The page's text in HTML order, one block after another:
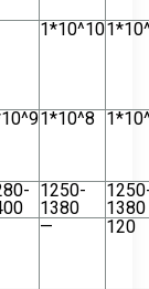
1*10^10
1*10^8
1250-
1380
1380
— 120